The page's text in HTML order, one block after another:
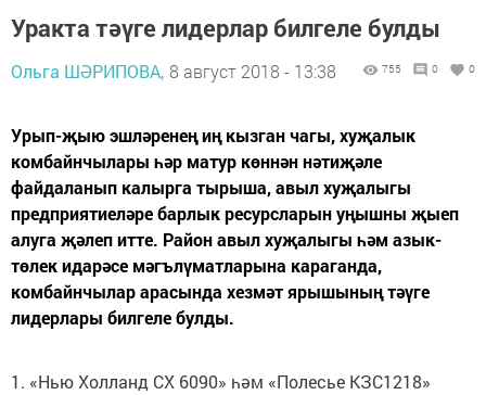
Уракта тәүге лидерлар билгеле булды
Ольга ШӘРИПОВА, 8 август 2018 - 13:38 755 0 0
Урып-җыю эшләренең иң кызган чагы, хуҗалык
комбайнчылары һәр матур көннән нәтиҗәле
файдаланып калырга тырыша, авыл хуҗалыгы
предприятиеләре барлык ресурсларын уңышны җыеп
алуга җәлеп итте. Район авыл хуҗалыгы һәм азык-
төлек идарәсе мәгълүматларына караганда,
комбайнчылар арасында хезмәт ярышының тәүге
лидерлары билгеле булды.
1. «Нью Холланд СХ 6090» һәм «Полесье КЗС1218»